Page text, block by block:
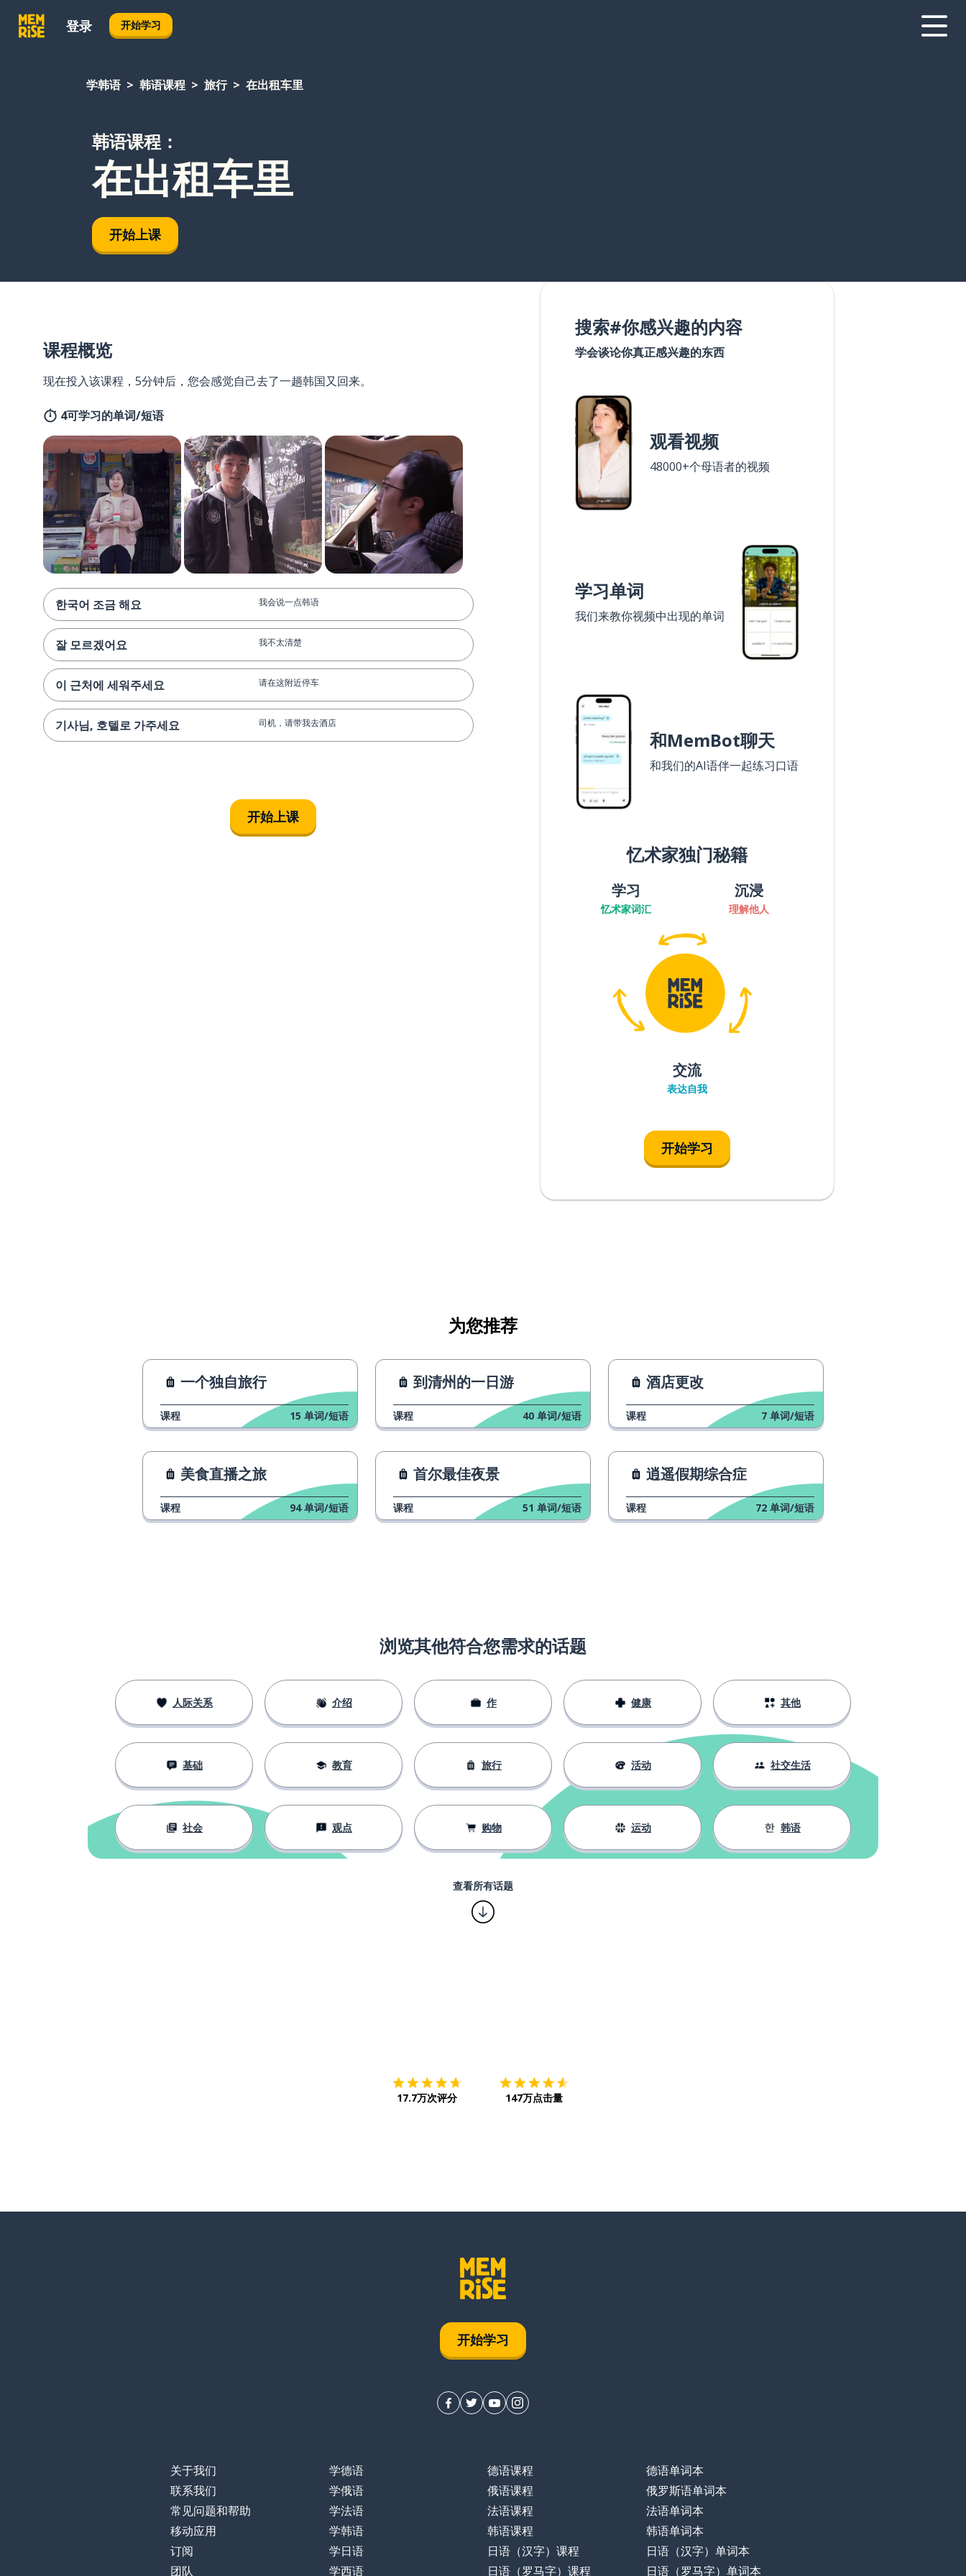
登录 开始学习
学韩语 韩语课程 旅行 在出租车里
韩语课程：
在出租车里
开始上课
课程概览
现在投入该课程，5分钟后，您会感觉自己去了一趟韩国又回来。
4可学习的单词/短语
한국어 조금 해요 我会说一点韩语
잘 모르겠어요 我不太清楚
이 근처에 세워주세요 请在这附近停车
기사님, 호텔로 가주세요 司机，请带我去酒店
开始上课
搜索#你感兴趣的内容
学会谈论你真正感兴趣的东西
观看视频
48000+个母语者的视频
学习单词
我们来教你视频中出现的单词
和MemBot聊天
和我们的AI语伴一起练习口语
忆术家独门秘籍
学习
忆术家词汇
沉浸
理解他人
交流
表达自我
开始学习
为您推荐
一个独自旅行
课程 15 单词/短语
到清州的一日游
课程 40 单词/短语
酒店更改
课程 7 单词/短语
美食直播之旅
课程 94 单词/短语
首尔最佳夜景
课程 51 单词/短语
逍遥假期综合症
课程 72 单词/短语
浏览其他符合您需求的话题
人际关系 介绍 作 健康 其他
基础 教育 旅行 活动 社交生活
社会 观点 购物 运动 韩语
查看所有话题
17.7万次评分 147万点击量
开始学习
关于我们
联系我们
常见问题和帮助
移动应用
订阅
团队
学德语
学俄语
学法语
学韩语
学日语
学西语
德语课程
俄语课程
法语课程
韩语课程
日语（汉字）课程
日语（罗马字）课程
德语单词本
俄罗斯语单词本
法语单词本
韩语单词本
日语（汉字）单词本
日语（罗马字）单词本